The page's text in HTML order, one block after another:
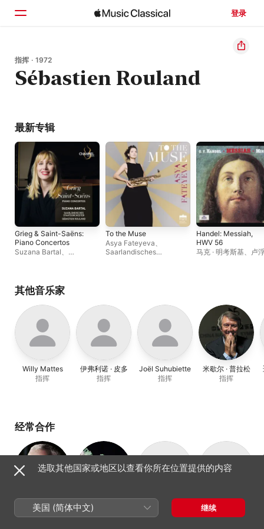
登录
主页
浏览
指挥 · 1972
Sébastien Rouland
最新专辑
Grieg & Saint-Saëns:
Piano Concertos
Suzana Bartal、
To the Muse
Asya Fateyeva、
Saarlandisches
Handel: Messiah,
HWV 56
马克 · 明考斯基、 卢
其他音乐家
Willy Mattes
指挥
伊弗利诺 · 皮多
指挥
Joël Suhubiette
指挥
米歇尔 · 普拉松
指挥
经常合作
马克 · 明考斯基
指挥
卢浮宫音乐家古
乐团
亚安 · 博龙
男高音
洛朗 · 纳乌里
低男中音
选取其他国家或地区以查看你所在位置提供的内容
美国 (简体中文) 继续